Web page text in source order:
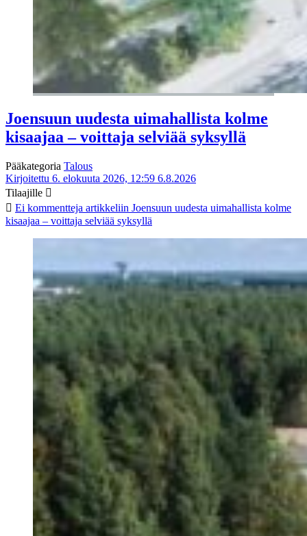
Joensuun uudesta uimahallista kolme
kisaajaa – voittaja selviää syksyllä
Pääkategoria Talous
Kirjoitettu 6. elokuuta 2026, 12:59 6.8.2026
Tilaajille
Ei kommentteja artikkeliin Joensuun uudesta uimahallista kolme
kisaajaa – voittaja selviää syksyllä